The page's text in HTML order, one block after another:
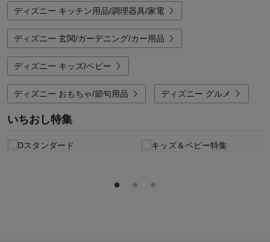
ディズニー キッチン用品/調理器具/家電
ディズニー 玄関/ガーデニング/カー用品
ディズニー キッズ/ベビー
ディズニー おもちゃ/節句用品 ディズニー グルメ
いちおし特集